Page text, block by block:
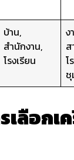
บ้าน,
สำนักงาน,
โรงเรียน
ง
โ
เลือกเ